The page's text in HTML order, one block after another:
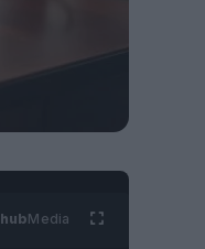
hubMedia